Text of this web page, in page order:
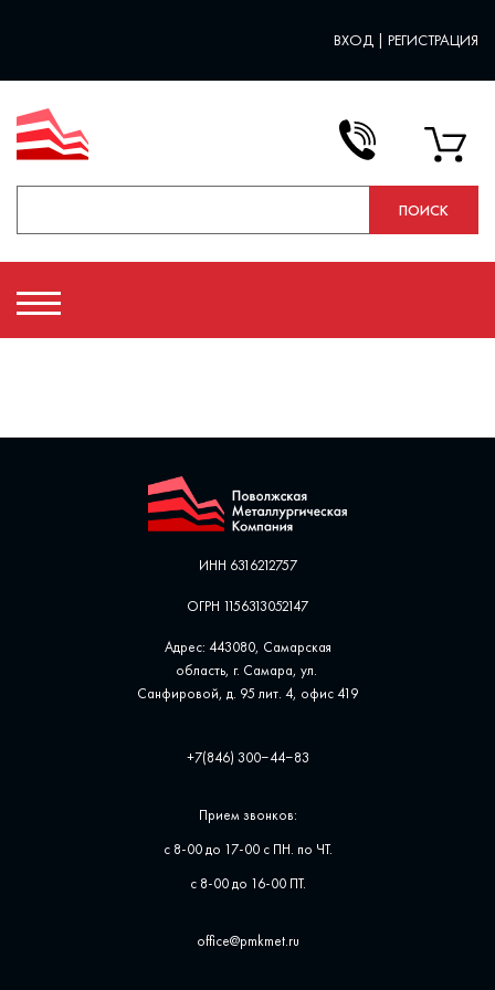
ВХОД | РЕГИСТРАЦИЯ
ИНН 6316212757
ОГРН 1156313052147
Адрес: 443080, Самарская
область, г. Самара, ул. ​
Санфировой, д. 95 лит. 4, офис ​419
+7(846) 300‒44‒83
Прием звонков:
с 8-00 до 17-00 с ПН. по ЧТ.
с 8-00 до 16-00 ПТ.
office@pmkmet.ru